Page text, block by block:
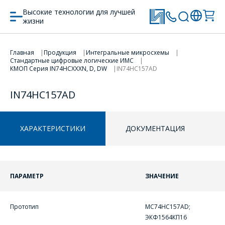
Высокие технологии для лучшей
жизни
Главная Продукция
Интегральные микросхемы
Стандартные цифровые логические ИМС
КМОП Серия IN74HCXXXN, D, DW
IN74HC157AD
IN74HC157AD
ХАРАКТЕРИСТИКИ ДОКУМЕНТАЦИЯ
ПАРАМЕТР ЗНАЧЕНИЕ
Прототип
MC74HC157AD;
ЭКФ1564КП16
ПЕРЕЙТИ В КОРЗИНУ
ПРОДОЛЖИТЬ ПОКУПКИ
ПЕРЕЙТИ В КОРЗИНУ
ПРОДОЛЖИТЬ ПОКУПКИ
ОФОРМИТЬ ЗАКАЗ
Форма предназначена
для юридических лиц